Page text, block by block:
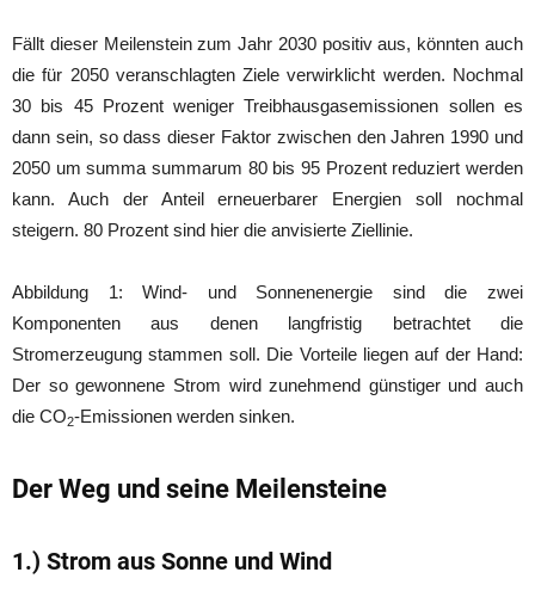
Fällt dieser Meilenstein zum Jahr 2030 positiv aus, könnten auch
die für 2050 veranschlagten Ziele verwirklicht werden. Nochmal
30 bis 45 Prozent weniger Treibhausgasemissionen sollen es
dann sein, so dass dieser Faktor zwischen den Jahren 1990 und
2050 um summa summarum 80 bis 95 Prozent reduziert werden
kann. Auch der Anteil erneuerbarer Energien soll nochmal
steigern. 80 Prozent sind hier die anvisierte Ziellinie.
Abbildung 1: Wind- und Sonnenenergie sind die zwei
Komponenten aus denen langfristig betrachtet die
Stromerzeugung stammen soll. Die Vorteile liegen auf der Hand:
Der so gewonnene Strom wird zunehmend günstiger und auch
die CO2-Emissionen werden sinken.
Der Weg und seine Meilensteine
1.) Strom aus Sonne und Wind